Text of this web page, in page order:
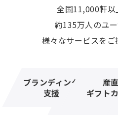
全国11,000軒以
約135万人のユ
様々なサービスをご
ブランディング
支援
産直
ギフトカ